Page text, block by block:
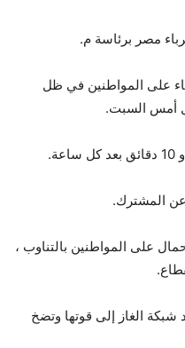
مصر برئاسة م.
على المواطنين في ظل
على المواطنين بالتناوب ،
شبكة الغاز إلى قوتها وتضخ